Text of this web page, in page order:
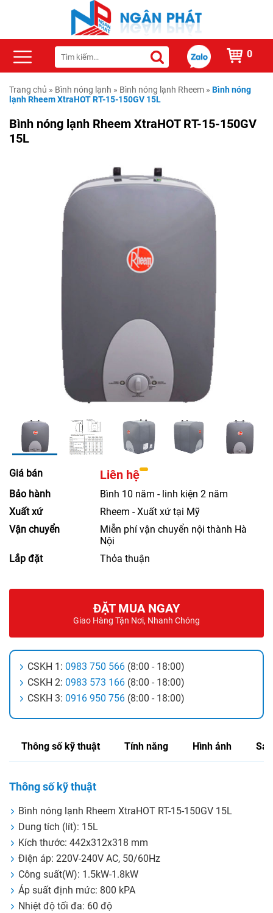
0
Trang chủ » Bình nóng lạnh » Bình nóng lạnh Rheem » Bình nóng
lạnh Rheem XtraHOT RT-15-150GV 15L
Bình nóng lạnh Rheem XtraHOT RT-15-150GV
15L
Giá bán Liên hệ
Bảo hành
Bình 10 năm - linh kiện 2 năm
Xuất xứ
Rheem - Xuất xứ tại Mỹ
Vận chuyển
Miễn phí vận chuyển nội thành Hà
Nội
Lắp đặt
Thỏa thuận
ĐẶT MUA NGAY
Giao Hàng Tận Nơi, Nhanh Chóng
CSKH 1: 0983 750 566 (8:00 - 18:00)
CSKH 2: 0983 573 166 (8:00 - 18:00)
CSKH 3: 0916 950 756 (8:00 - 18:00)
Thông số kỹ thuật Tính năng Hình ảnh
Thông số kỹ thuật
Bình nóng lạnh Rheem XtraHOT RT-15-150GV 15L
Dung tích (lít): 15L
Kích thước: 442x312x318 mm
Điện áp: 220V-240V AC, 50/60Hz
Công suất(W): 1.5kW-1.8kW
Áp suất định mức: 800 kPA
Nhiệt độ tối đa: 60 độ